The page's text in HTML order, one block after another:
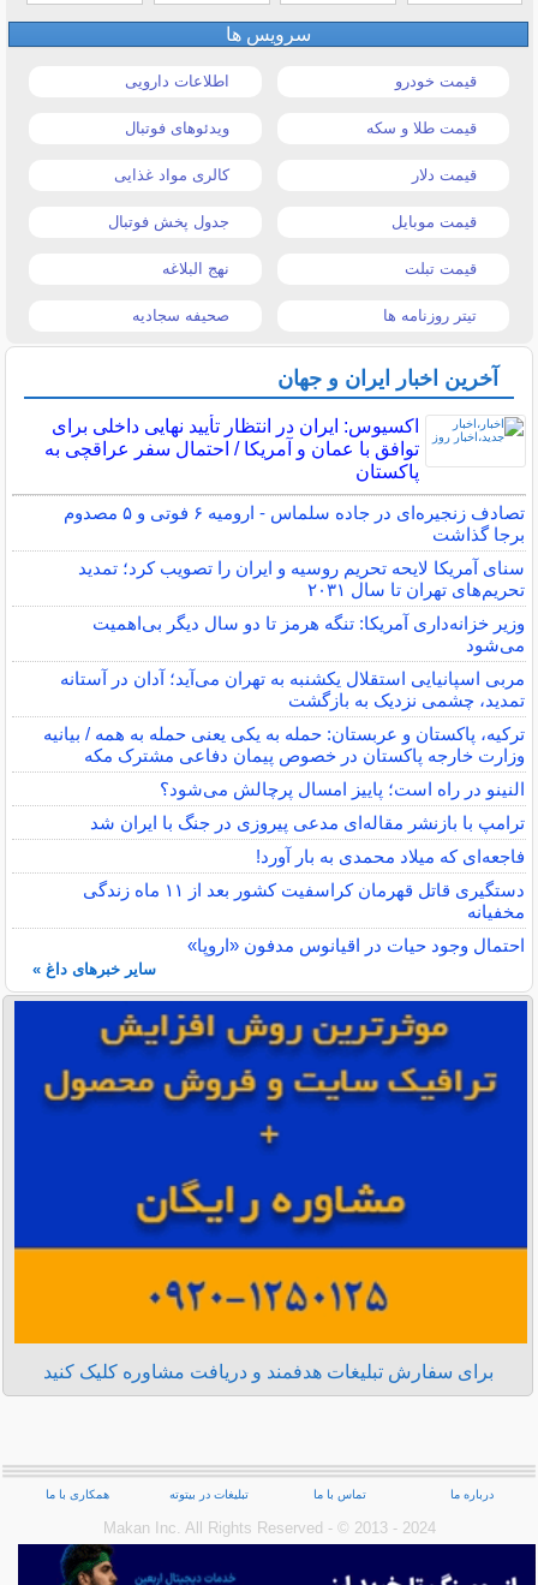
سرویس ها
قیمت خودرو اطلاعات دارویی
قیمت طلا و سکه ویدئوهای فوتبال
قیمت دلار کالری مواد غذایی
قیمت موبایل جدول پخش فوتبال
قیمت تبلت نهج البلاغه
تیتر روزنامه ها صحیفه سجادیه
آخرین اخبار ایران و جهان
اکسیوس: ایران در انتظار تأیید نهایی داخلی برای
توافق با عمان و آمریکا / احتمال سفر عراقچی به
پاکستان
تصادف زنجیره‌ای در جاده سلماس - ارومیه ۶ فوتی و ۵ مصدوم
برجا گذاشت
سنای آمریکا لایحه تحریم روسیه و ایران را تصویب کرد؛ تمدید
تحریم‌های تهران تا سال ۲۰۳۱
وزیر خزانه‌داری آمریکا: تنگه هرمز تا دو سال دیگر بی‌اهمیت
می‌شود
مربی اسپانیایی استقلال یکشنبه به تهران می‌آید؛ آدان در آستانه
تمدید، چشمی نزدیک به بازگشت
ترکیه، پاکستان و عربستان: حمله به یکی یعنی حمله به همه / بیانیه
وزارت خارجه پاکستان در خصوص پیمان دفاعی مشترک مکه
النینو در راه است؛ پاییز امسال پرچالش می‌شود؟
ترامپ با بازنشر مقاله‌ای مدعی پیروزی در جنگ با ایران شد
فاجعه‌ای که میلاد محمدی به بار آورد!
دستگیری قاتل قهرمان کراسفیت کشور بعد از ۱۱ ماه زندگی
مخفیانه
احتمال وجود حیات در اقیانوس مدفون «اروپا»
سایر خبرهای داغ »
برای سفارش تبلیغات هدفمند و دریافت مشاوره کلیک کنید
درباره ما تماس با ما تبلیغات در بیتوته همکاری با ما
Makan Inc.‎ All Rights Reserved - © 2013 - 2024